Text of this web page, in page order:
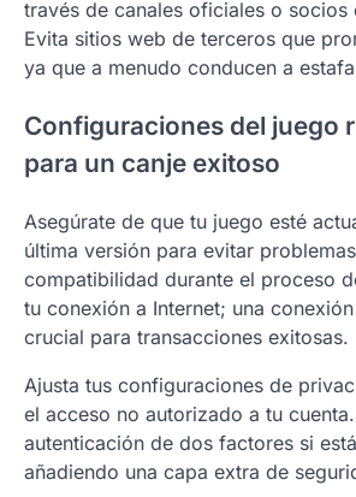
través de canales oficiales o socios
Evita sitios web de terceros que
ya que a menudo conducen a
Configuraciones del juego
para un canje exitoso
Asegúrate de que tu juego esté
última versión para evitar
compatibilidad durante el proceso
tu conexión a Internet; una
crucial para transacciones exitosas.
Ajusta tus configuraciones de
el acceso no autorizado a tu
autenticación de dos factores si
añadiendo una capa extra de